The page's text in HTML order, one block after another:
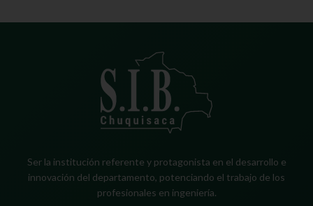
Ser la institución referente y protagonista en el desarrollo e
innovación del departamento, potenciando el trabajo de los
profesionales en ingeniería.